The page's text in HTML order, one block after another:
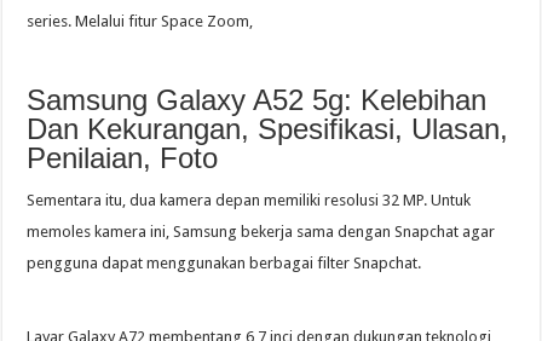
series. Melalui fitur Space Zoom,
Samsung Galaxy A52 5g: Kelebihan
Dan Kekurangan, Spesifikasi, Ulasan,
Penilaian, Foto
Sementara itu, dua kamera depan memiliki resolusi 32 MP. Untuk
memoles kamera ini, Samsung bekerja sama dengan Snapchat agar
pengguna dapat menggunakan berbagai filter Snapchat.
Layar Galaxy A72 membentang 6,7 inci dengan dukungan teknologi